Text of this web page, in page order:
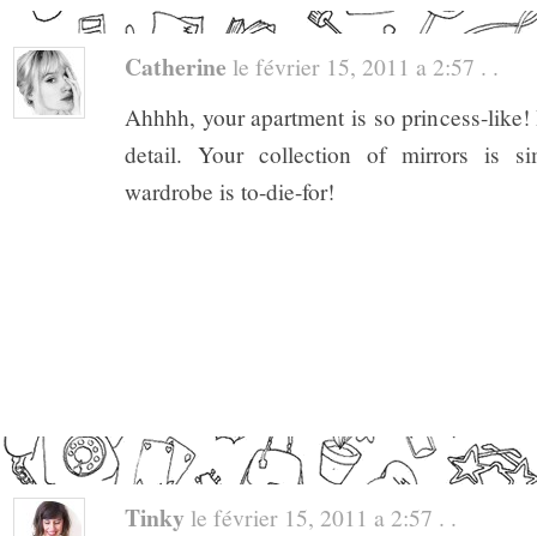
Catherine le février 15, 2011 a 2:57 . .
Ahhhh, your apartment is so princess-
detail. Your collection of mirrors is
wardrobe is to-die-for!
Tinky le février 15, 2011 a 2:57 . .